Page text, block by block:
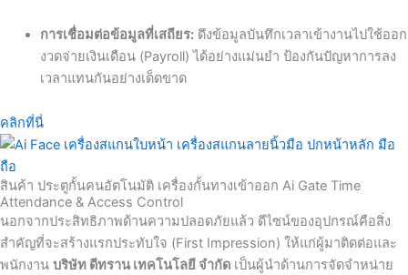
การเชื่อมต่อข้อมูลที่เสถียร:ดึงข้อมูลบันทึกเวลาเข้างานไปใช้ออก
งวดจ่ายเงินเดือน (Payroll) ได้อย่างแม่นยำ ป้องกันปัญหาการลง
เวลาแทนกันอย่างเด็ดขาด
คลิกที่นี่
สินค้า ประตูกั้นคนอัตโนมัติ เครื่องกั้นทางเข้าออก Ai Gate Time
Attendance & Access Control
นอกจากประสิทธิภาพด้านความปลอดภัยแล้ว ดีไซน์ของอุปกรณ์คือสิ่ง
สำคัญที่จะสร้างแรกประทับใจ (First Impression) ให้แก่ผู้มาติดต่อและ
พนักงาน บริษัท ดีทราน เทคโนโลยี จำกัด เป็นผู้นำด้านการจัดจำหน่าย